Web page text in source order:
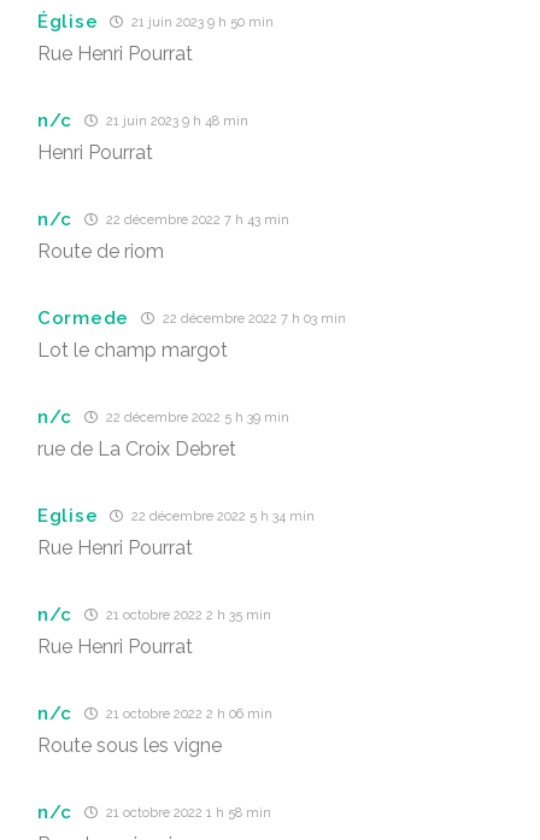
Église 21 juin 2023 9 h 50 min
Rue Henri Pourrat
n/c 21 juin 2023 9 h 48 min
Henri Pourrat
n/c 22 décembre 2022 7 h 43 min
Route de riom
Cormede 22 décembre 2022 7 h 03 min
Lot le champ margot
n/c 22 décembre 2022 5 h 39 min
rue de La Croix Debret
Eglise 22 décembre 2022 5 h 34 min
Rue Henri Pourrat
n/c 21 octobre 2022 2 h 35 min
Rue Henri Pourrat
n/c 21 octobre 2022 2 h 06 min
Route sous les vigne
n/c 21 octobre 2022 1 h 58 min